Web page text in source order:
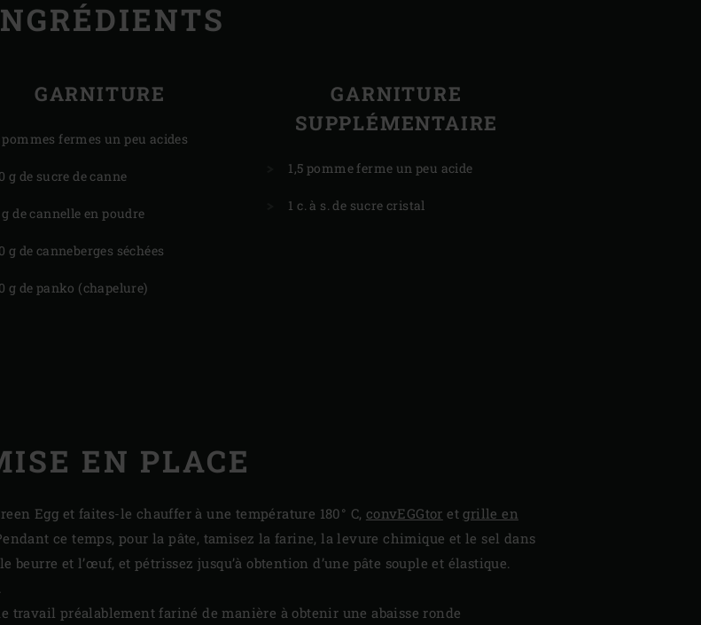
GARNITURE
pommes fermes un peu acides
g de sucre de canne
g de cannelle en poudre
g de canneberges séchées
g de panko (chapelure)
GARNITURE
SUPPLÉMENTAIRE
1,5 pomme ferme un peu acide
1 c. à s. de sucre cristal
EN PLACE
Egg et faites-le chauffer à une température 180° C, convEGGtor et grille en
ce temps, pour la pâte, tamisez la farine, la levure chimique et le sel dans
beurre et l’œuf, et pétrissez jusqu’à obtention d’une pâte souple et élastique.
travail préalablement fariné de manière à obtenir une abaisse ronde